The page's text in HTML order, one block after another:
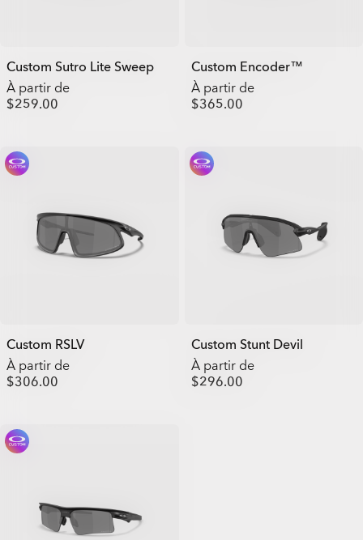
Custom Sutro Lite Sweep
À partir de
$259.00
Custom Encoder™
À partir de
$365.00
Custom RSLV
À partir de
$306.00
Custom Stunt Devil
À partir de
$296.00